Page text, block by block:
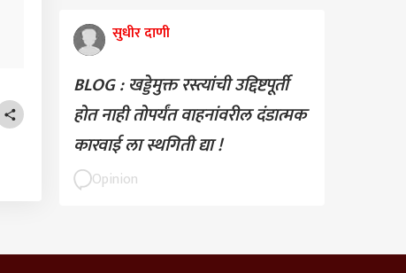
सुधीर दाणी
BLOG : खड्डेमुक्त रस्त्यांची उद्दिष्टपूर्ती
होत नाही तोपर्यंत वाहनांवरील दंडात्मक
कारवाई ला स्थगिती द्या !
Opinion